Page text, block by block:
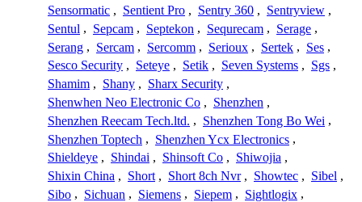
Sensormatic , Sentient Pro , Sentry 360 , Sentryview ,
Sentul , Sepcam , Septekon , Sequrecam , Serage ,
Serang , Sercam , Sercomm , Serioux , Sertek , Ses ,
Sesco Security , Seteye , Setik , Seven Systems , Sgs ,
Shamim , Shany , Sharx Security ,
Shenwhen Neo Electronic Co , Shenzhen ,
Shenzhen Reecam Tech.ltd. , Shenzhen Tong Bo Wei ,
Shenzhen Toptech , Shenzhen Ycx Electronics ,
Shieldeye , Shindai , Shinsoft Co , Shiwojia ,
Shixin China , Short , Short 8ch Nvr , Showtec , Sibel ,
Sibo , Sichuan , Siemens , Siepem , Sightlogix ,